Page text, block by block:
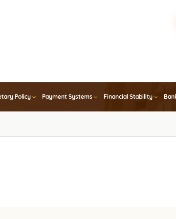
Policy Payment Systems Financial Stability